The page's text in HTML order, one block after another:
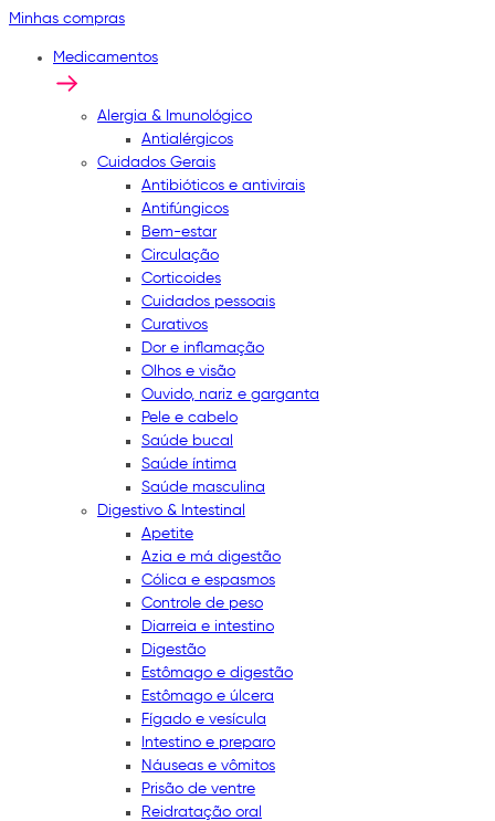
Minhas compras
Medicamentos
Alergia & Imunológico
Antialérgicos
Cuidados Gerais
Antibióticos e antivirais
Antifúngicos
Bem-estar
Circulação
Corticoides
Cuidados pessoais
Curativos
Dor e inflamação
Olhos e visão
Ouvido, nariz e garganta
Pele e cabelo
Saúde bucal
Saúde íntima
Saúde masculina
Digestivo & Intestinal
Apetite
Azia e má digestão
Cólica e espasmos
Controle de peso
Diarreia e intestino
Digestão
Estômago e digestão
Estômago e úlcera
Fígado e vesícula
Intestino e preparo
Náuseas e vômitos
Prisão de ventre
Reidratação oral